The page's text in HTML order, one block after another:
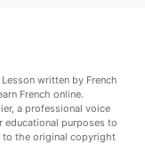
written by French
French online.
a professional voice
educational purposes to
to the original copyright